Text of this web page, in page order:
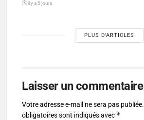
il y a 5 jours
PLUS D'ARTICLES
Laisser un commentaire
Votre adresse e-mail ne sera pas publiée.
obligatoires sont indiqués avec *